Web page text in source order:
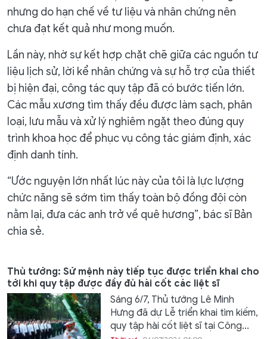
nhưng do hạn chế về tư liệu và nhân chứng nên
chưa đạt kết quả như mong muốn.
Lần này, nhờ sự kết hợp chặt chẽ giữa các nguồn tư
liệu lịch sử, lời kể nhân chứng và sự hỗ trợ của thiết
bị hiện đại, công tác quy tập đã có bước tiến lớn.
Các mẫu xương tìm thấy đều được làm sạch, phân
loại, lưu mẫu và xử lý nghiêm ngặt theo đúng quy
trình khoa học để phục vụ công tác giám định, xác
định danh tính.
“Ước nguyện lớn nhất lúc này của tôi là lực lượng
chức năng sẽ sớm tìm thấy toàn bộ đồng đội còn
nằm lại, đưa các anh trở về quê hương”, bác sĩ Bản
chia sẻ.
Thủ tướng: Sứ mệnh này tiếp tục được triển khai cho
tới khi quy tập được đầy đủ hài cốt các liệt sĩ
Sáng 6/7, Thủ tướng Lê Minh
Hưng đã dự Lễ triển khai tìm kiếm,
quy tập hài cốt liệt sĩ tại Công...